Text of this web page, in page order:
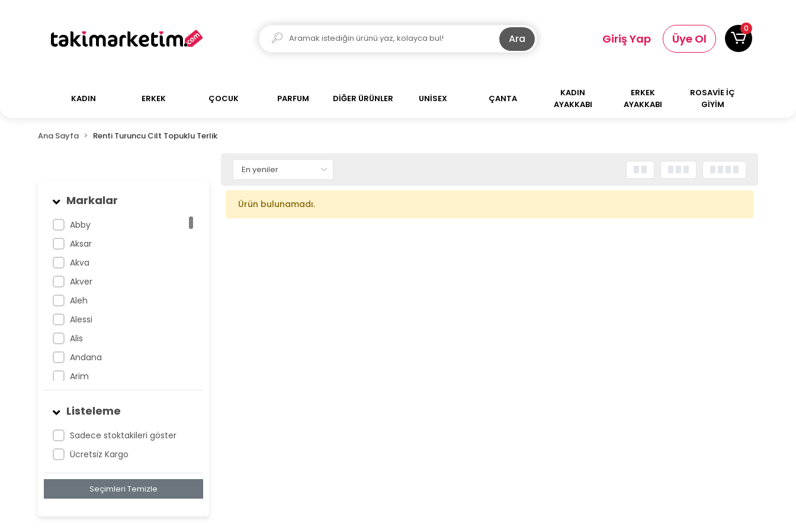
Ara Giriş Yap Üye Ol
0
KADIN ERKEK ÇOCUK PARFUM DİĞER ÜRÜNLER UNİSEX ÇANTA
KADIN
AYAKKABI
ERKEK
AYAKKABI
ROSAVİE İÇ
GİYİM
Ana Sayfa Renti Turuncu Cilt Topuklu Terlik
Markalar
Abby
Aksar
Akva
Akver
Aleh
Alessi
Alis
Andana
Arim
Atnis
Belan
Belay
Birta
Listeleme
Sadece stoktakileri göster
Ücretsiz Kargo
Seçimleri Temizle
Ürün bulunamadı.